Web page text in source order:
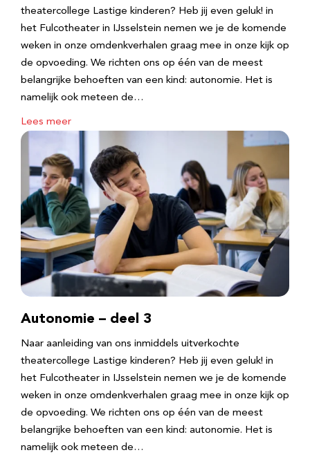
theatercollege Lastige kinderen? Heb jij even geluk! in
het Fulcotheater in IJsselstein nemen we je de komende
weken in onze omdenkverhalen graag mee in onze kijk op
de opvoeding. We richten ons op één van de meest
belangrijke behoeften van een kind: autonomie. Het is
namelijk ook meteen de…
Lees meer
Autonomie – deel 3
Naar aanleiding van ons inmiddels uitverkochte
theatercollege Lastige kinderen? Heb jij even geluk! in
het Fulcotheater in IJsselstein nemen we je de komende
weken in onze omdenkverhalen graag mee in onze kijk op
de opvoeding. We richten ons op één van de meest
belangrijke behoeften van een kind: autonomie. Het is
namelijk ook meteen de…